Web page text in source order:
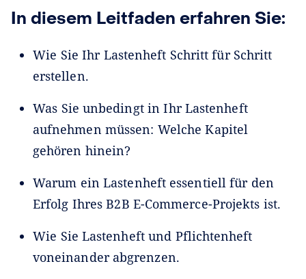
In diesem Leitfaden erfahren Sie:
Wie Sie Ihr Lastenheft Schritt für Schritt
erstellen.
Was Sie unbedingt in Ihr Lastenheft
aufnehmen müssen: Welche Kapitel
gehören hinein?
Warum ein Lastenheft essentiell für den
Erfolg Ihres B2B E-Commerce-Projekts ist.
Wie Sie Lastenheft und Pflichtenheft
voneinander abgrenzen.